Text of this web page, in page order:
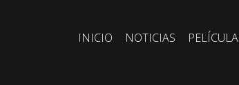
INICIO NOTICIAS